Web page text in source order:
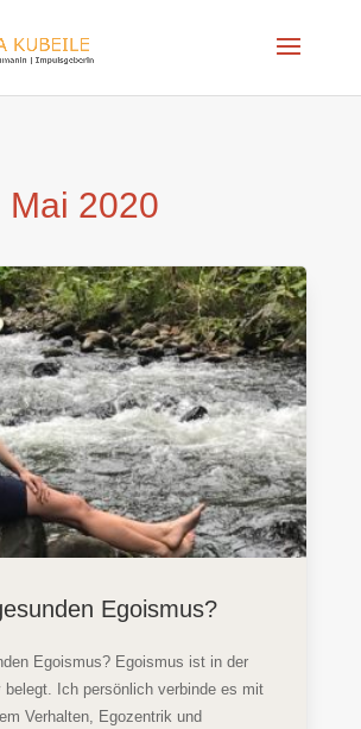
Mai 2020
Egoismus?
Egoismus? Egoismus ist in der
belegt. Ich persönlich verbinde es mit
Verhalten, Egozentrik und